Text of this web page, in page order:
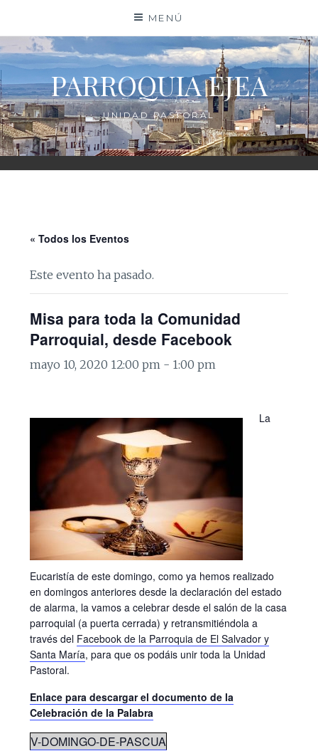
contenido
MENÚ
PARROQUIA EJEA
UNIDAD PASTORAL
« Todos los Eventos
Este evento ha pasado.
Misa para toda la Comunidad
Parroquial, desde Facebook
mayo 10, 2020 12:00 pm - 1:00 pm
La
Eucaristía de este domingo, como ya hemos realizado
en domingos anteriores desde la declaración del estado
de alarma, la vamos a celebrar desde el salón de la casa
parroquial (a puerta cerrada) y retransmitiéndola a
través del Facebook de la Parroquia de El Salvador y
Santa María, para que os podáis unir toda la Unidad
Pastoral.
Enlace para descargar el documento de la
Celebración de la Palabra
V-DOMINGO-DE-PASCUA